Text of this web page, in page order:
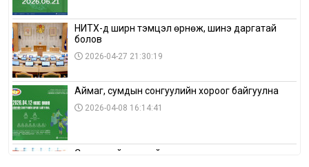
НИТХ-д ширүүн тэмцэл өрнөж, шинэ даргатай
болов
2026-04-27 21:30:19
Аймаг, сумдын сонгуулийн хороог байгуулна
2026-04-08 16:14:41
Сонгуулийн хуулийн зөрчил, шалгах,